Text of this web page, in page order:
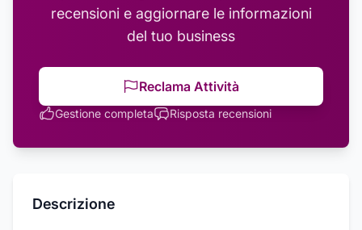
recensioni e aggiornare le informazioni
del tuo business
Reclama Attività
Gestione completa Risposta recensioni
Descrizione